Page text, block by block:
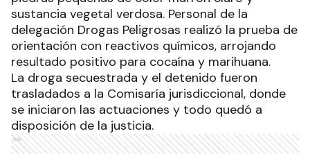
sustancia vegetal verdosa. Personal de la
delegación Drogas Peligrosas realizó la prueba de
orientación con reactivos químicos, arrojando
resultado positivo para cocaína y marihuana.
La droga secuestrada y el detenido fueron
trasladados a la Comisaría jurisdiccional, donde
se iniciaron las actuaciones y todo quedó a
disposición de la justicia.
Ads